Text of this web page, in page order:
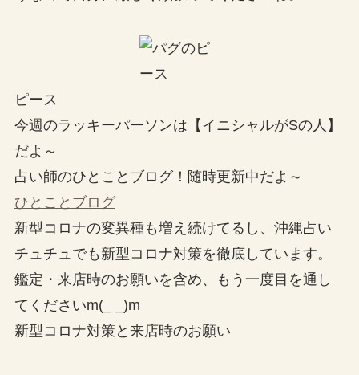
ピース
今週のラッキーパーソンは【イニシャルがSの人】
だよ～
占い師のひとことブログ！随時更新中だよ～
ひとことブログ
新型コロナの変異種も増え続けてるし、沖縄占い
チュチュでも新型コロナ対策を徹底しています。
鑑定・来店時のお願いを含め、もう一度目を通し
てくださいm(_ _)m
新型コロナ対策と来店時のお願い